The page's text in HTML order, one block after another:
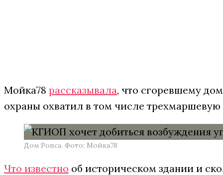
Мойка78 рассказывала, что сгоревшему
охраны охватил в том числе
Дом Ропса. Фото: Мойка78
Что известно об историческом здании и